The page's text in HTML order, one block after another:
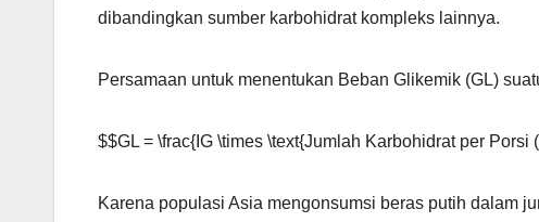
dibandingkan sumber karbohidrat kompleks lainnya.
Persamaan untuk menentukan Beban Glikemik (GL)
$$GL = \frac{IG \times \text{Jumlah Karbohidrat per Porsi
Karena populasi Asia mengonsumsi beras putih dalam